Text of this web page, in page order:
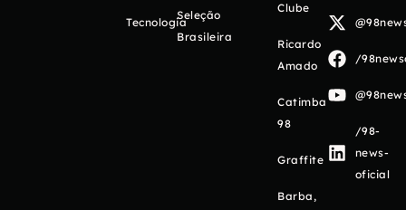
Tecnologia
Seleção
Brasileira
Clube
Ricardo
Amado
Catimba
98
Graffite
Barba,
/
/98-
news-
oficial